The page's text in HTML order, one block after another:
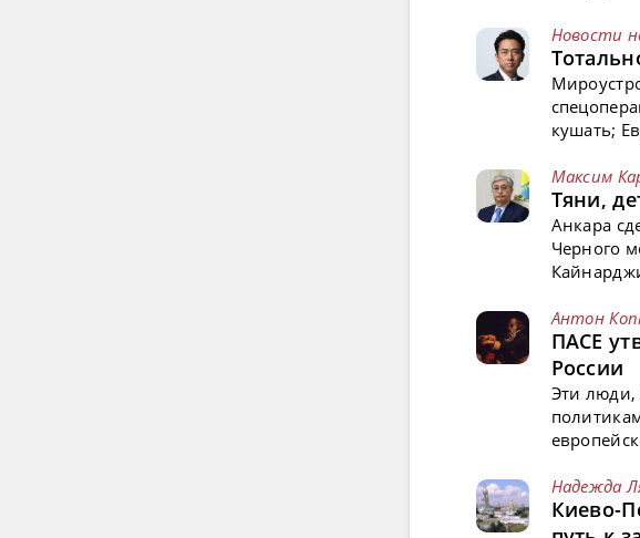
Новости
кушать;
Максим
Тяни,
Анкара
Черного
Антон
ПАСЕ
России
Эти люди,
Надежда
Киево-